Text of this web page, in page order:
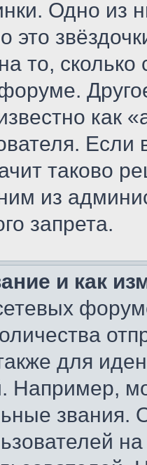
Одно из
это
то,
как
таково
из
запрета.
и как
для
Например,
звания.